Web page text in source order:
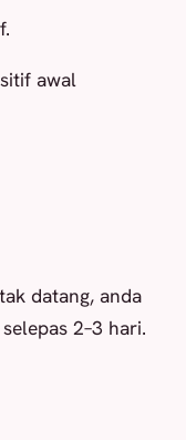
awal
datang, anda
2–3 hari.